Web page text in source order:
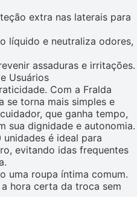
extra nas laterais para
líquido e neutraliza odores,
assaduras e irritações.
Usuários
Com a Fralda
se torna mais simples e
que ganha tempo,
sua dignidade e autonomia.
é ideal para
evitando idas frequentes
uma roupa íntima comum.
hora certa da troca sem